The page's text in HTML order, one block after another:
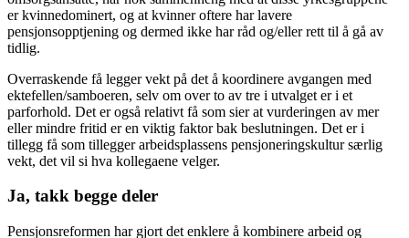
er kvinnedominert, og at kvinner oftere har lavere
pensjonsopptjening og dermed ikke har råd og/eller rett til å gå av
tidlig.
Overraskende få legger vekt på det å koordinere avgangen med
ektefellen/samboeren, selv om over to av tre i utvalget er i et
parforhold. Det er også relativt få som sier at vurderingen av mer
eller mindre fritid er en viktig faktor bak beslutningen. Det er i
tillegg få som tillegger arbeidsplassens pensjoneringskultur særlig
vekt, det vil si hva kollegaene velger.
Ja, takk begge deler
Pensjonsreformen har gjort det enklere å kombinere arbeid og